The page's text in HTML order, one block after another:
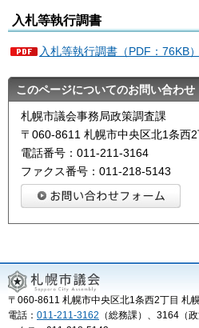
入札等執行調書
入札等執行調書（PDF：76KB）
このページについてのお問い合わせ
札幌市議会事務局政策調査課
〒060-8611 札幌市中央区北1条西
電話番号：011-211-3164
ファクス番号：011-218-5143
〒060-8611 札幌市中央区北1条西2丁目 札
電話： 011-211-3162 （総務課）、3164（